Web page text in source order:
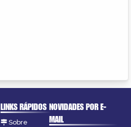
LINKS RÁPIDOS
Sobre
NOVIDADES POR E-
MAIL